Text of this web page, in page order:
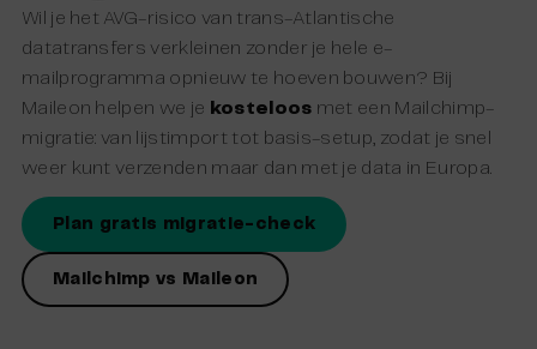
Wil je het AVG-risico van trans-Atlantische
datatransfers verkleinen zonder je hele e-
mailprogramma opnieuw te hoeven bouwen? Bij
Maileon helpen we je kosteloos met een Mailchimp-
migratie: van lijstimport tot basis-setup, zodat je snel
weer kunt verzenden maar dan met je data in Europa.
Plan gratis migratie-check
Mailchimp vs Maileon